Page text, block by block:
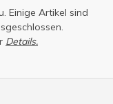
Einige Artikel sind
Details.